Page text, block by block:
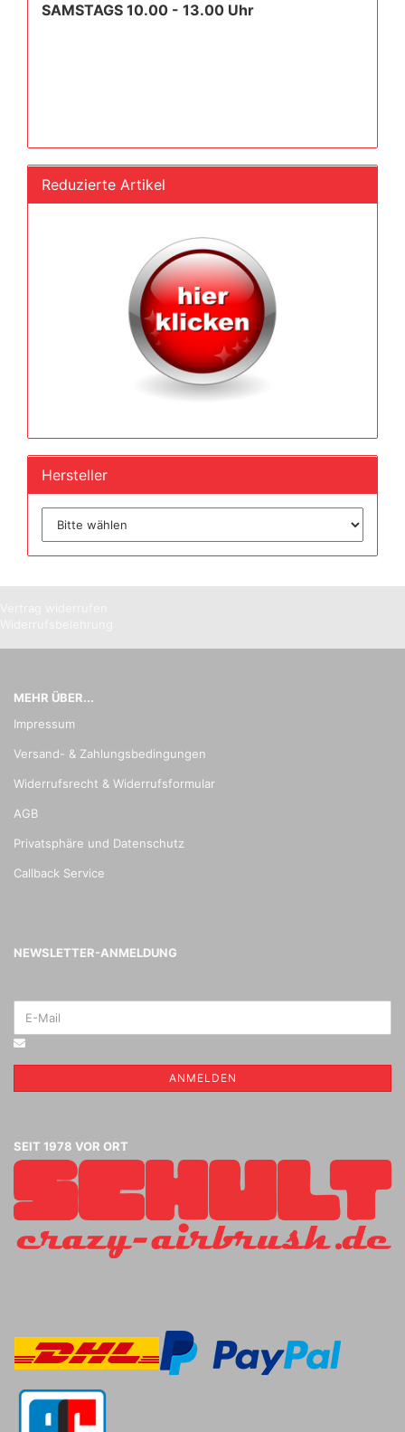
SAMSTAGS 10.00 - 13.00 Uhr
Reduzierte Artikel
Hersteller
MEHR ÜBER...
Impressum
Versand- & Zahlungsbedingungen
Widerrufsrecht & Widerrufsformular
AGB
Privatsphäre und Datenschutz
Callback Service
NEWSLETTER-ANMELDUNG
ANMELDEN
SEIT 1978 VOR ORT